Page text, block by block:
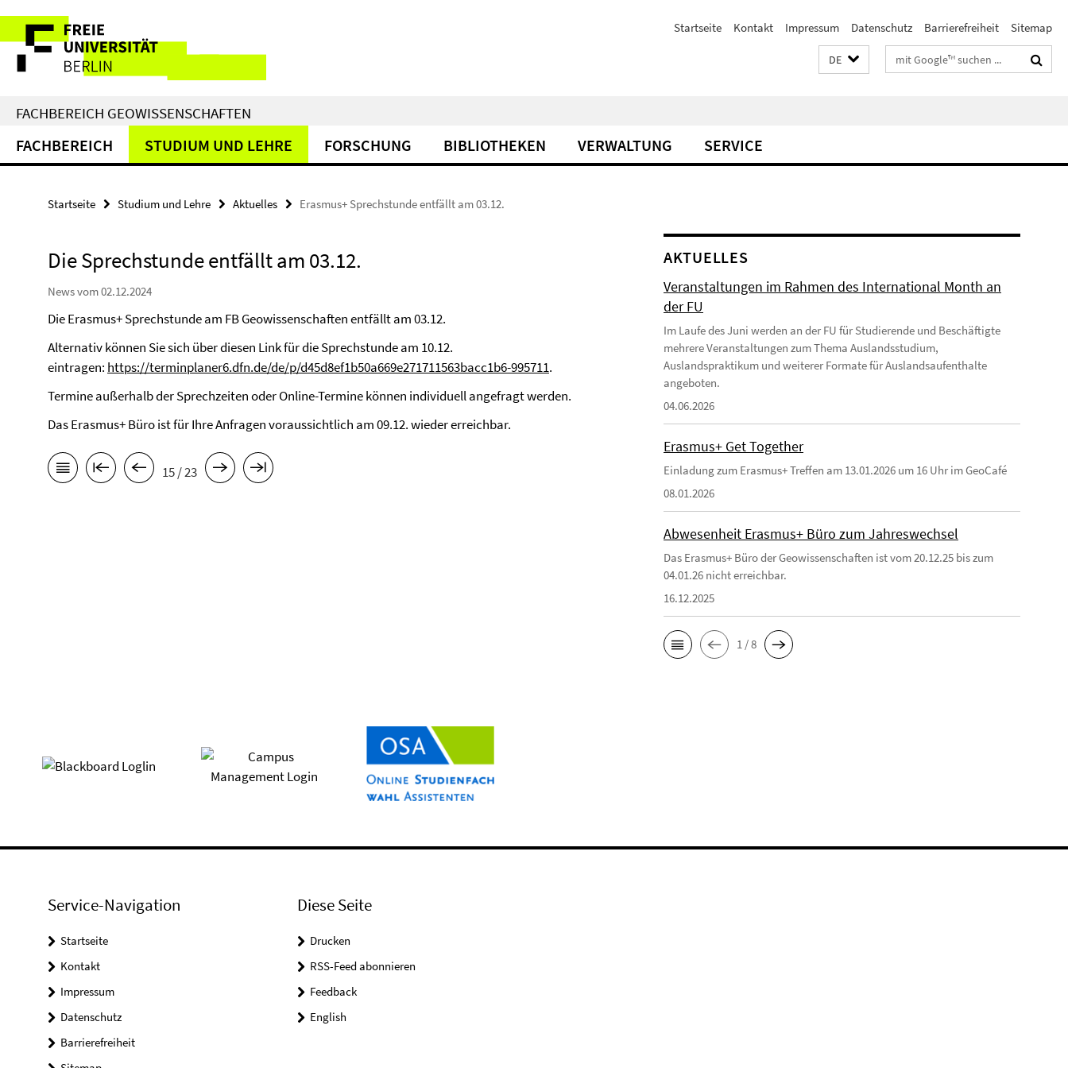
direkt
Inhalt
Service-
Navigation
Startseite Kontakt Impressum Datenschutz Barrierefreiheit Sitemap
DE Suchbegriffe
FACHBEREICH GEOWISSENSCHAFTEN
FACHBEREICH STUDIUM UND LEHRE FORSCHUNG BIBLIOTHEKEN VERWALTUNG SERVICE
Startseite Studium und Lehre Aktuelles Erasmus+ Sprechstunde entfällt am 03.12.
Die Sprechstunde entfällt am 03.12.
News vom 02.12.2024
Die Erasmus+ Sprechstunde am FB Geowissenschaften entfällt am 03.12.
Alternativ können Sie sich über diesen Link für die Sprechstunde am 10.12.
eintragen: https://terminplaner6.dfn.de/de/p/d45d8ef1b50a669e271711563bacc1b6-995711.
Termine außerhalb der Sprechzeiten oder Online-Termine können individuell angefragt werden.
Das Erasmus+ Büro ist für Ihre Anfragen voraussichtlich am 09.12. wieder erreichbar.
15 / 23
AKTUELLES
Veranstaltungen im Rahmen des International Month an
der FU
Im Laufe des Juni werden an der FU für Studierende und Beschäftigte
mehrere Veranstaltungen zum Thema Auslandsstudium,
Auslandspraktikum und weiterer Formate für Auslandsaufenthalte
angeboten.
04.06.2026
Erasmus+ Get Together
Einladung zum Erasmus+ Treffen am 13.01.2026 um 16 Uhr im GeoCafé
08.01.2026
Abwesenheit Erasmus+ Büro zum Jahreswechsel
Das Erasmus+ Büro der Geowissenschaften ist vom 20.12.25 bis zum
04.01.26 nicht erreichbar.
16.12.2025
1 / 8
Service-Navigation
Startseite
Kontakt
Impressum
Datenschutz
Barrierefreiheit
Diese Seite
Drucken
RSS-Feed abonnieren
Feedback
English